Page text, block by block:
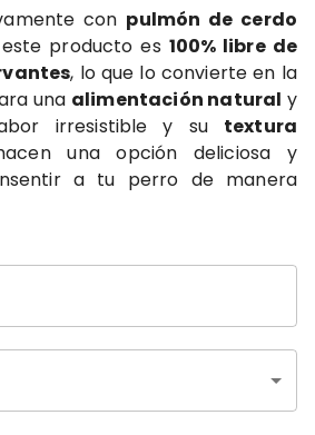
con pulmón de cerdo
producto es 100% libre de
, lo que lo convierte en la
una alimentación natural y
irresistible y su textura
una opción deliciosa y
a tu perro de manera